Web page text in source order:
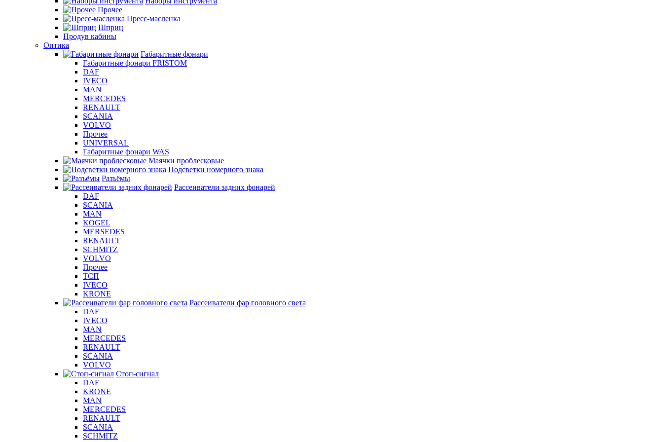
Прочее
Пресс-масленка
Шприц
Продув кабины
Оптика
Габаритные фонари
Габаритные фонари FRISTOM
DAF
IVECO
MAN
MERCEDES
RENAULT
SCANIA
VOLVO
Прочее
UNIVERSAL
Габаритные фонари WAS
Маячки проблесковые
Подсветки номерного знака
Разъёмы
Рассеиватели задних фонарей
DAF
SCANIA
MAN
KOGEL
MERSEDES
RENAULT
SCHMITZ
VOLVO
Прочее
ТСП
IVECO
KRONE
Рассеиватели фар головного света
DAF
IVECO
MAN
MERCEDES
RENAULT
SCANIA
VOLVO
Стоп-сигнал
DAF
KRONE
MAN
MERCEDES
RENAULT
SCANIA
SCHMITZ